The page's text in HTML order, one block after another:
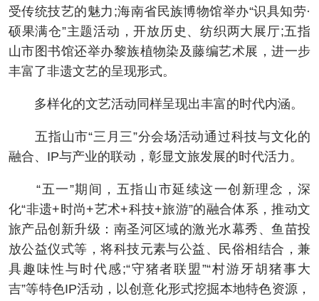
受传统技艺的魅力;海南省民族博物馆举办“识具知劳·
硕果满仓”主题活动，开放历史、纺织两大展厅;五指
山市图书馆还举办黎族植物染及藤编艺术展，进一步
丰富了非遗文艺的呈现形式。
多样化的文艺活动同样呈现出丰富的时代内涵。
五指山市“三月三”分会场活动通过科技与文化的
融合、IP与产业的联动，彰显文旅发展的时代活力。
“五一”期间，五指山市延续这一创新理念，深
化“非遗+时尚+艺术+科技+旅游”的融合体系，推动文
旅产品创新升级：南圣河区域的激光水幕秀、鱼苗投
放公益仪式等，将科技元素与公益、民俗相结合，兼
具趣味性与时代感;“守猪者联盟”“村游牙胡猪事大
吉”等特色IP活动，以创意化形式挖掘本地特色资源，